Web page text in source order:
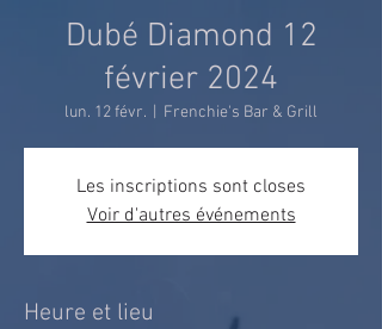
Dubé Diamond 12
février 2024
lun. 12 févr. Frenchie's Bar & Grill
Les inscriptions sont closes
Voir d'autres événements
Heure et lieu